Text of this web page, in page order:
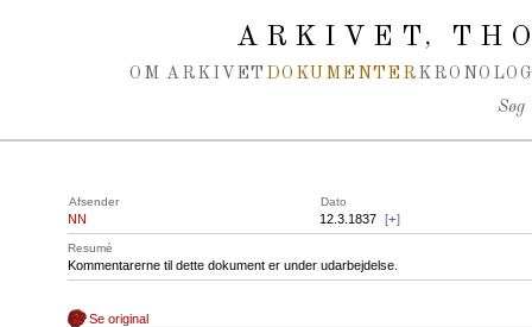
ARKIVET,
OM ARKIVET DOKUMENTER
Søg
Afsender Dato
NN 12.3.1837 [+]
Resumé
Kommentarerne til dette dokument er under udarbejdelse.
Se original